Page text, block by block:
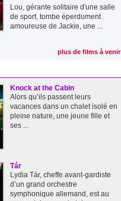
Lou, gérante solitaire d'une salle
de sport, tombe éperdument
amoureuse de Jackie, une ...
plus de films à venir
Knock at the Cabin
Alors qu’ils passent leurs
vacances dans un chalet isolé en
pleine nature, une jeune fille et
ses ...
Tár
Lydia Tár, cheffe avant-gardiste
d’un grand orchestre
symphonique allemand, est au